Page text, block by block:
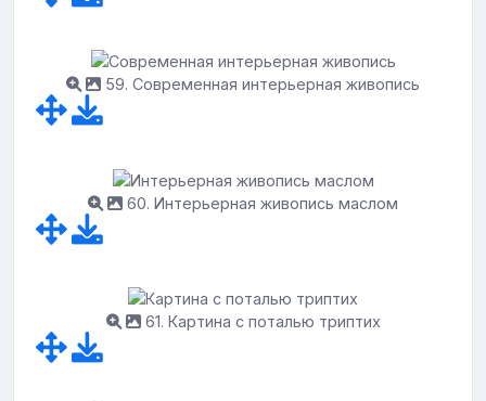
59. Современная интерьерная живопись
60. Интерьерная живопись маслом
61. Картина с поталью триптих